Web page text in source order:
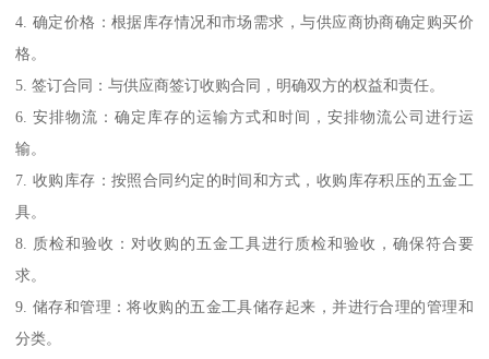
4. 确定价格：根据库存情况和市场需求，与供应商协商确定购买价
格。
5. 签订合同：与供应商签订收购合同，明确双方的权益和责任。
6. 安排物流：确定库存的运输方式和时间，安排物流公司进行运
输。
7. 收购库存：按照合同约定的时间和方式，收购库存积压的五金工
具。
8. 质检和验收：对收购的五金工具进行质检和验收，确保符合要
求。
9. 储存和管理：将收购的五金工具储存起来，并进行合理的管理和
分类。